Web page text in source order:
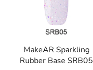
MakeAR Sparkling
Rubber Base SRB05